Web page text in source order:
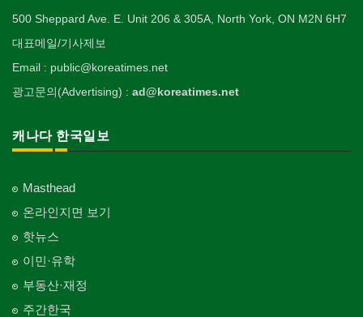
500 Sheppard Ave. E. Unit 206 & 305A, North York, ON M2N 6H7
대표메일/기사제보
Email : public@koreatimes.net
광고문의(Advertising) : ad@koreatimes.net
캐나다 한국일보
Masthead
온라인지면 보기
핫뉴스
이민·유학
부동산·재정
주간한국